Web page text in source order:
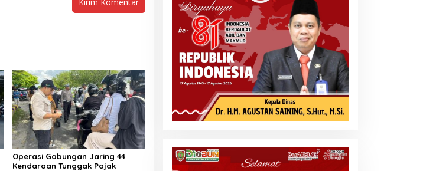
Operasi Gabungan Jaring 44
Kendaraan Tunggak Pajak